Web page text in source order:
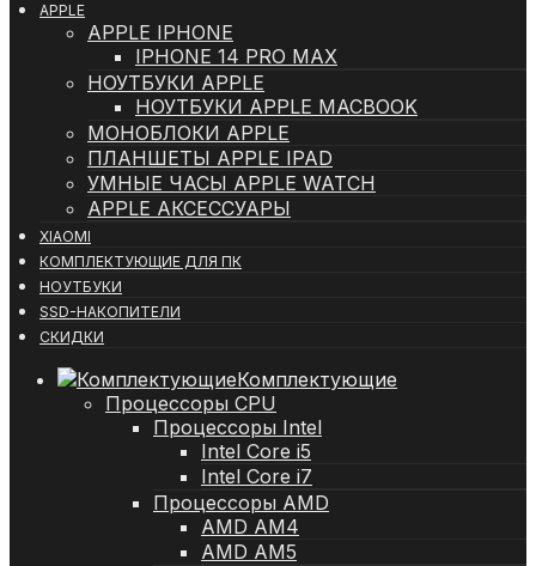
APPLE
APPLE IPHONE
IPHONE 14 PRO MAX
НОУТБУКИ APPLE
НОУТБУКИ APPLE MACBOOK
МОНОБЛОКИ APPLE
ПЛАНШЕТЫ APPLE IPAD
УМНЫЕ ЧАСЫ APPLE WATCH
APPLE АКСЕССУАРЫ
XIAOMI
КОМПЛЕКТУЮЩИЕ ДЛЯ ПК
НОУТБУКИ
SSD-НАКОПИТЕЛИ
СКИДКИ
Комплектующие
Процессоры CPU
Процессоры Intel
Intel Core i5
Intel Core i7
Процессоры AMD
AMD AM4
AMD AM5